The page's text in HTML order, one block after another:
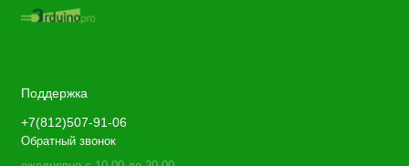
Поддержка
+7(812)507-91-06
Обратный звонок